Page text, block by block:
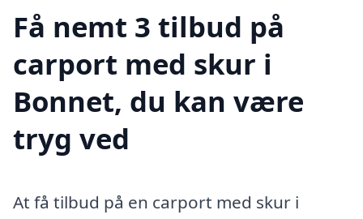
Få nemt 3 tilbud på
carport med skur i
Bonnet, du kan være
tryg ved
At få tilbud på en carport med skur i